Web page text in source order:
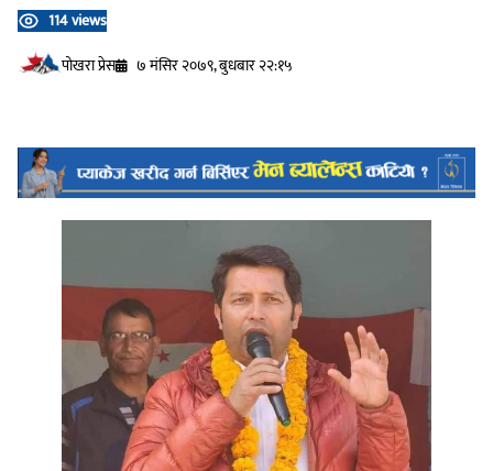
114 views
प‍ोखरा प्रेस
७ मंसिर २०७९, बुधबार २२:१५